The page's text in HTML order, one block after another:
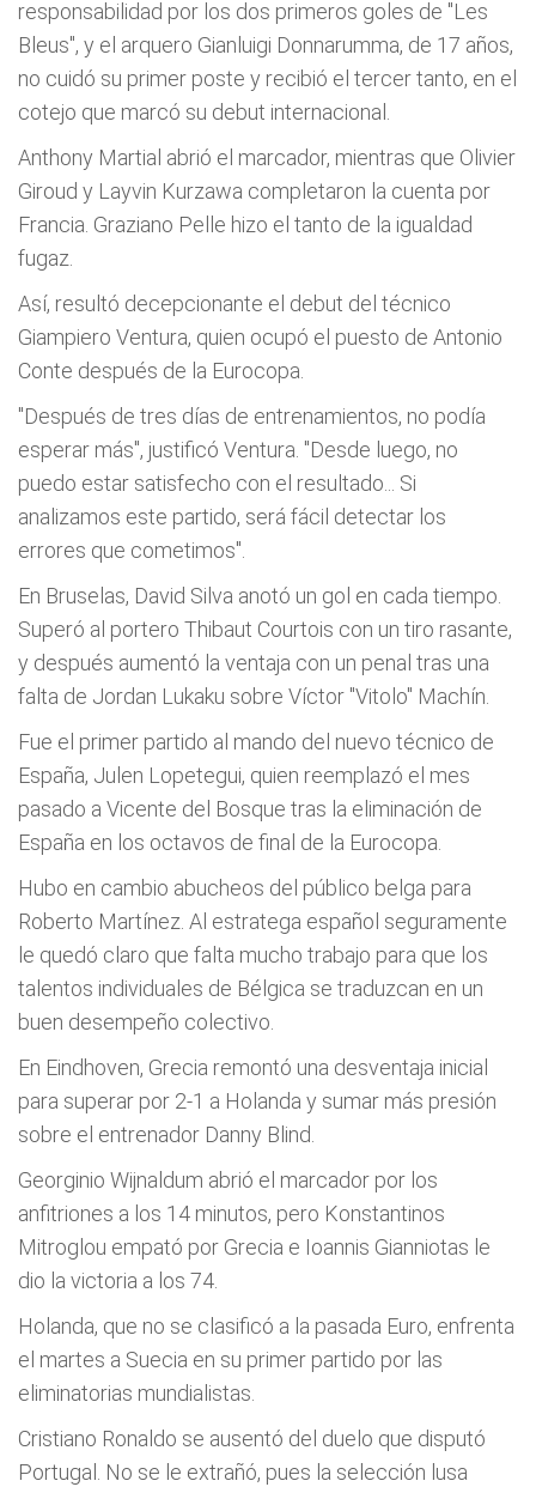
responsabilidad por los dos primeros goles de "Les
Bleus", y el arquero Gianluigi Donnarumma, de 17 años,
no cuidó su primer poste y recibió el tercer tanto, en el
cotejo que marcó su debut internacional.
Anthony Martial abrió el marcador, mientras que Olivier
Giroud y Layvin Kurzawa completaron la cuenta por
Francia. Graziano Pelle hizo el tanto de la igualdad
fugaz.
Así, resultó decepcionante el debut del técnico
Giampiero Ventura, quien ocupó el puesto de Antonio
Conte después de la Eurocopa.
"Después de tres días de entrenamientos, no podía
esperar más", justificó Ventura. "Desde luego, no
puedo estar satisfecho con el resultado... Si
analizamos este partido, será fácil detectar los
errores que cometimos".
En Bruselas, David Silva anotó un gol en cada tiempo.
Superó al portero Thibaut Courtois con un tiro rasante,
y después aumentó la ventaja con un penal tras una
falta de Jordan Lukaku sobre Víctor "Vitolo" Machín.
Fue el primer partido al mando del nuevo técnico de
España, Julen Lopetegui, quien reemplazó el mes
pasado a Vicente del Bosque tras la eliminación de
España en los octavos de final de la Eurocopa.
Hubo en cambio abucheos del público belga para
Roberto Martínez. Al estratega español seguramente
le quedó claro que falta mucho trabajo para que los
talentos individuales de Bélgica se traduzcan en un
buen desempeño colectivo.
En Eindhoven, Grecia remontó una desventaja inicial
para superar por 2-1 a Holanda y sumar más presión
sobre el entrenador Danny Blind.
Georginio Wijnaldum abrió el marcador por los
anfitriones a los 14 minutos, pero Konstantinos
Mitroglou empató por Grecia e Ioannis Gianniotas le
dio la victoria a los 74.
Holanda, que no se clasificó a la pasada Euro, enfrenta
el martes a Suecia en su primer partido por las
eliminatorias mundialistas.
Cristiano Ronaldo se ausentó del duelo que disputó
Portugal. No se le extrañó, pues la selección lusa